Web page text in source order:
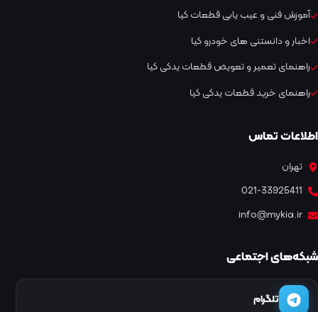
آموزش فنی و عیب یابی قطعات کیا
اخبار و دانستنی های خودرو کیا
راهنمای تعمیر و تعویض قطعات یدکی کیا
راهنمای خرید قطعات یدکی کیا
اطلاعات تماس
تهران
021-33925411
info@mykia.ir
شبکه‌های اجتماعی
تلگرام